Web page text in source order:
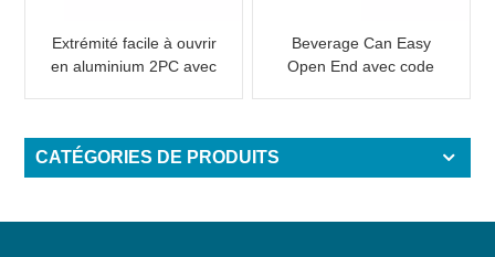
Extrémité facile à ouvrir
en aluminium 2PC avec
Beverage Can Easy
Open End avec code
CATÉGORIES DE PRODUITS